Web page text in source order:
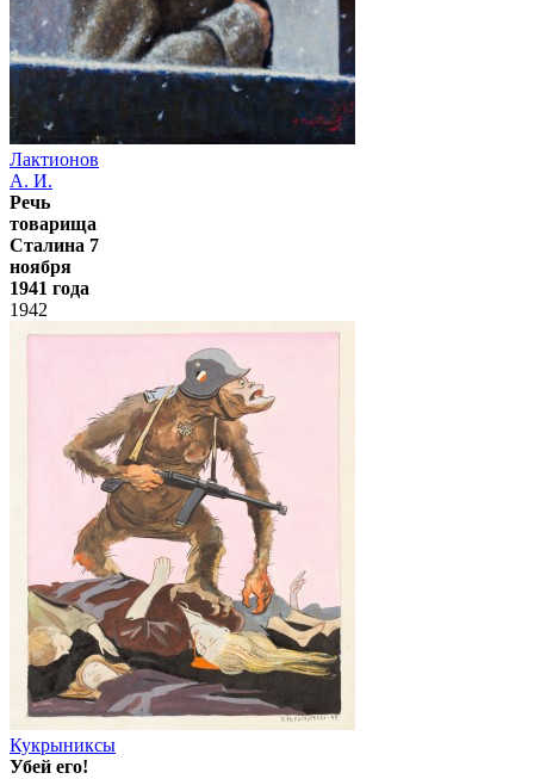
Лактионов
А. И.
Речь
товарища
Сталина 7
ноября
1941 года
1942
Кукрыниксы
Убей его!